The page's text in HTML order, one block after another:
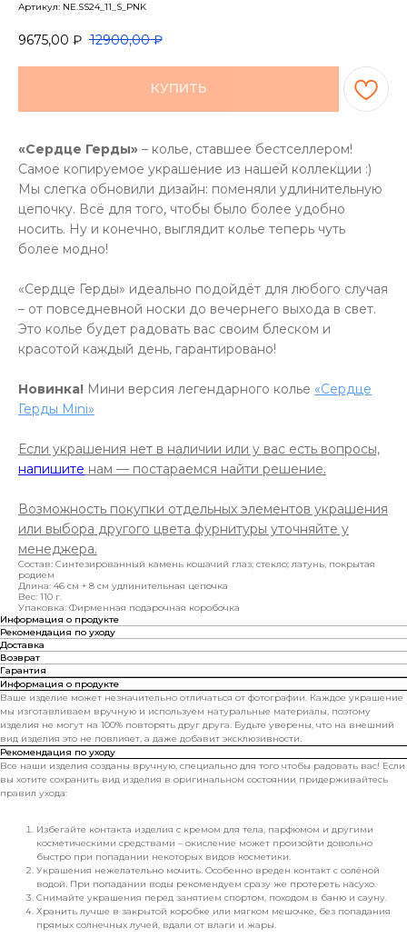
Артикул: NE.SS24_11_S_PNK
9675,00 ₽ 12900,00 ₽
КУПИТЬ
«Сердце Герды» – колье, ставшее бестселлером!
Самое копируемое украшение из нашей коллекции :)
Мы слегка обновили дизайн: поменяли удлинительную
цепочку. Всё для того, чтобы было более удобно
носить. Ну и конечно, выглядит колье теперь чуть
более модно!
«Сердце Герды» идеально подойдёт для любого случая
– от повседневной носки до вечернего выхода в свет.
Это колье будет радовать вас своим блеском и
красотой каждый день, гарантировано!
Новинка! Мини версия легендарного колье «Сердце
Герды Mini»
Если украшения нет в наличии или у вас есть вопросы,
напишите нам — постараемся найти решение.
Возможность покупки отдельных элементов украшения
или выбора другого цвета фурнитуры уточняйте у
менеджера.
Состав: Синтезированный камень кошачий глаз; стекло; латунь, покрытая
родием
Длина: 46 см + 8 см удлинительная цепочка
Вес: 110 г.
Упаковка: Фирменная подарочная коробочка
Информация о продукте
Рекомендация по уходу
Доставка
Возврат
Гарантия
Информация о продукте
Ваше изделие может незначительно отличаться от фотографии. Каждое украшение
мы изготавливаем вручную и используем натуральные материалы, поэтому
изделия не могут на 100% повторять друг друга. Будьте уверены, что на внешний
вид изделия это не повлияет, а даже добавит эксклюзивности.
Рекомендация по уходу
Все наши изделия созданы вручную, специально для того чтобы радовать вас! Если
вы хотите сохранить вид изделия в оригинальном состоянии придерживайтесь
правил ухода:
Избегайте контакта изделия с кремом для тела, парфюмом и другими
косметическими средствами – окисление может произойти довольно
быстро при попадании некоторых видов косметики.
Украшения нежелательно мочить. Особенно вреден контакт с солёной
водой. При попадании воды рекомендуем сразу же протереть насухо.
Снимайте украшения перед занятием спортом, походом в баню и сауну.
Хранить лучше в закрытой коробке или мягком мешочке, без попадания
прямых солнечных лучей, вдали от влаги и жары.